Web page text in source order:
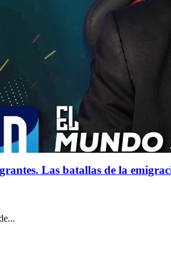
Las batallas de la